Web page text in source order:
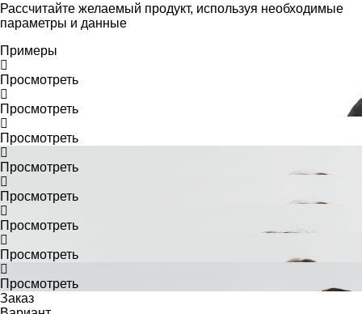
Рассчитайте желаемый продукт, используя необходимые
параметры и данные
Примеры
Просмотреть
Просмотреть
Просмотреть
Просмотреть
Просмотреть
Просмотреть
Просмотреть
Просмотреть
Заказ